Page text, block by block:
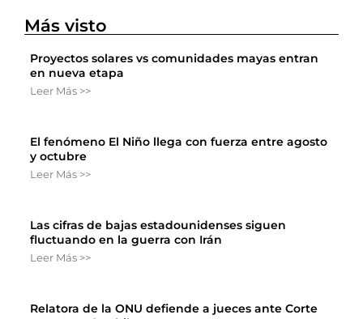
Más visto
Proyectos solares vs comunidades mayas entran
en nueva etapa
Leer Más >>
El fenómeno El Niño llega con fuerza entre agosto
y octubre
Leer Más >>
Las cifras de bajas estadounidenses siguen
fluctuando en la guerra con Irán
Leer Más >>
Relatora de la ONU defiende a jueces ante Corte